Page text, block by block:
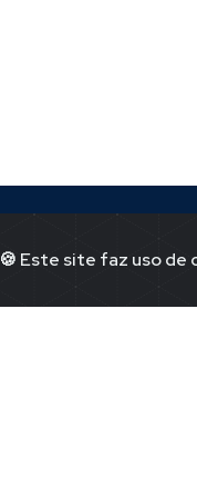
Jornal Ponto -
🍪 Este site faz uso